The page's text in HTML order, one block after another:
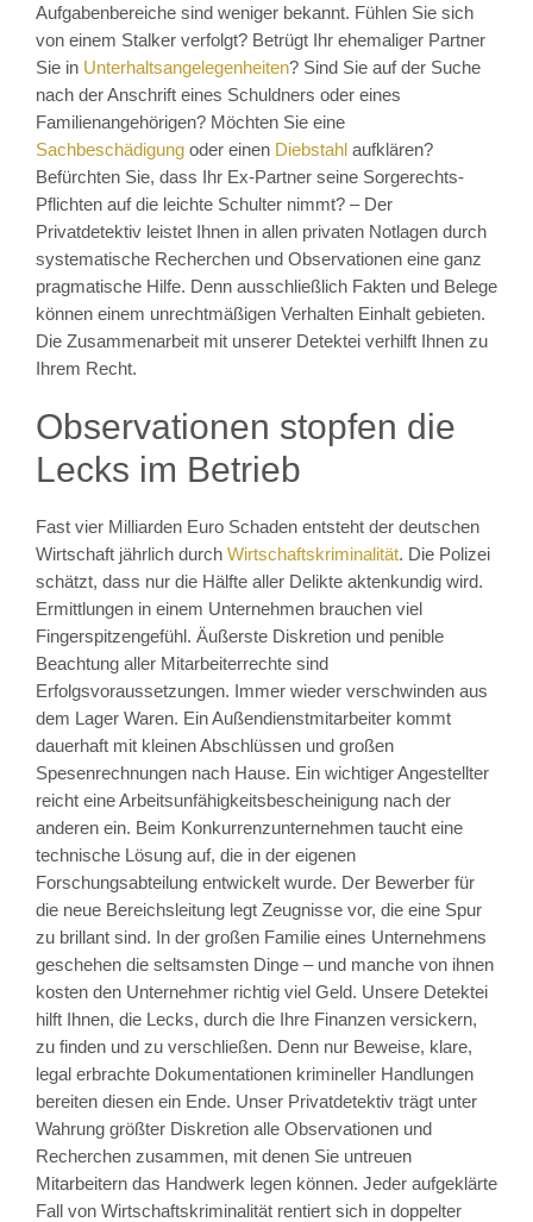
Aufgabenbereiche sind weniger bekannt. Fühlen Sie sich
von einem Stalker verfolgt? Betrügt Ihr ehemaliger Partner
Sie in Unterhaltsangelegenheiten? Sind Sie auf der Suche
nach der Anschrift eines Schuldners oder eines
Familienangehörigen? Möchten Sie eine
Sachbeschädigung oder einen Diebstahl aufklären?
Befürchten Sie, dass Ihr Ex-Partner seine Sorgerechts-
Pflichten auf die leichte Schulter nimmt? – Der
Privatdetektiv leistet Ihnen in allen privaten Notlagen durch
systematische Recherchen und Observationen eine ganz
pragmatische Hilfe. Denn ausschließlich Fakten und Belege
können einem unrechtmäßigen Verhalten Einhalt gebieten.
Die Zusammenarbeit mit unserer Detektei verhilft Ihnen zu
Ihrem Recht.
Observationen stopfen die
Lecks im Betrieb
Fast vier Milliarden Euro Schaden entsteht der deutschen
Wirtschaft jährlich durch Wirtschaftskriminalität. Die Polizei
schätzt, dass nur die Hälfte aller Delikte aktenkundig wird.
Ermittlungen in einem Unternehmen brauchen viel
Fingerspitzengefühl. Äußerste Diskretion und penible
Beachtung aller Mitarbeiterrechte sind
Erfolgsvoraussetzungen. Immer wieder verschwinden aus
dem Lager Waren. Ein Außendienstmitarbeiter kommt
dauerhaft mit kleinen Abschlüssen und großen
Spesenrechnungen nach Hause. Ein wichtiger Angestellter
reicht eine Arbeitsunfähigkeitsbescheinigung nach der
anderen ein. Beim Konkurrenzunternehmen taucht eine
technische Lösung auf, die in der eigenen
Forschungsabteilung entwickelt wurde. Der Bewerber für
die neue Bereichsleitung legt Zeugnisse vor, die eine Spur
zu brillant sind. In der großen Familie eines Unternehmens
geschehen die seltsamsten Dinge – und manche von ihnen
kosten den Unternehmer richtig viel Geld. Unsere Detektei
hilft Ihnen, die Lecks, durch die Ihre Finanzen versickern,
zu finden und zu verschließen. Denn nur Beweise, klare,
legal erbrachte Dokumentationen krimineller Handlungen
bereiten diesen ein Ende. Unser Privatdetektiv trägt unter
Wahrung größter Diskretion alle Observationen und
Recherchen zusammen, mit denen Sie untreuen
Mitarbeitern das Handwerk legen können. Jeder aufgeklärte
Fall von Wirtschaftskriminalität rentiert sich in doppelter